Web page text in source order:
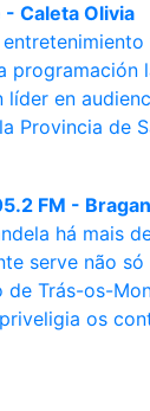
- Caleta Olivia
programación
líder en
Provincia de
FM -
há mais
serve não
de Trás-os-
os